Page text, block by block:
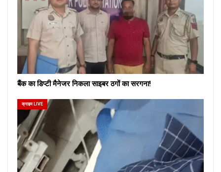
बैंक का डिप्टी मैनेजर निकला साइबर ठगों का सरगना!
क्राइम LIVE